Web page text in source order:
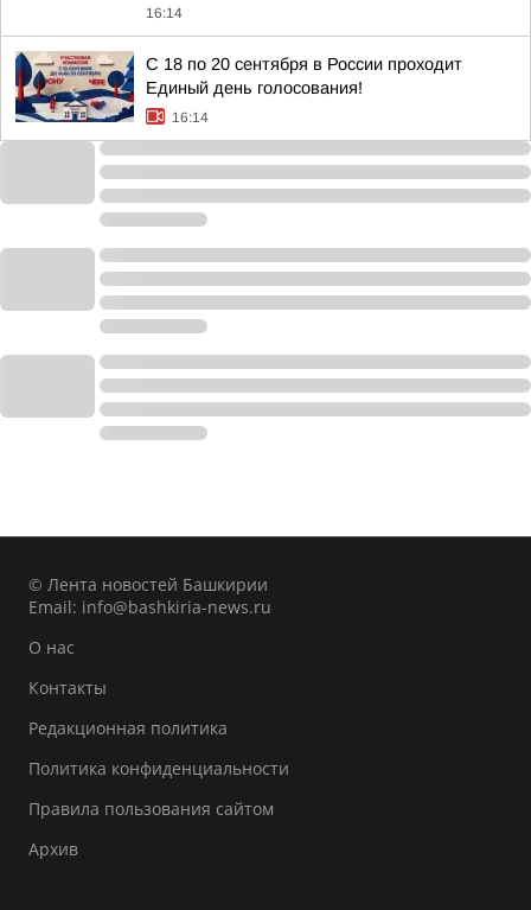
16:14
С 18 по 20 сентября в России проходит
Единый день голосования!
16:14
© Лента новостей Башкирии
Email: info@bashkiria-news.ru
О нас
Контакты
Редакционная политика
Политика конфиденциальности
Правила пользования сайтом
Архив